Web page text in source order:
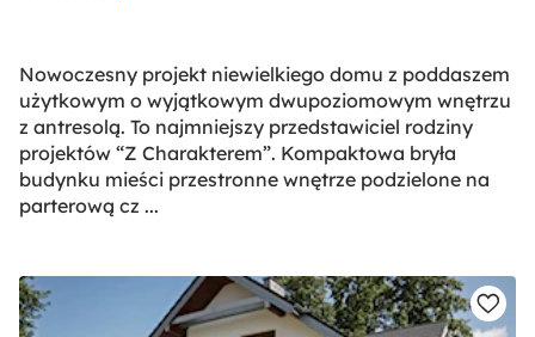
Nowoczesny projekt niewielkiego domu z poddaszem
użytkowym o wyjątkowym dwupoziomowym wnętrzu
z antresolą. To najmniejszy przedstawiciel rodziny
projektów “Z Charakterem”. Kompaktowa bryła
budynku mieści przestronne wnętrze podzielone na
parterową cz ...